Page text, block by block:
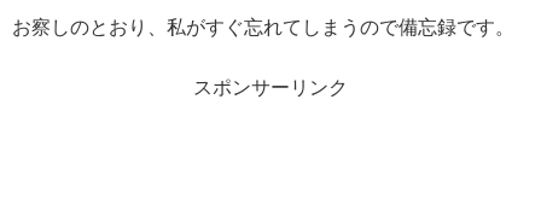
お察しのとおり、私がすぐ忘れてしまうので備忘録です。
スポンサーリンク